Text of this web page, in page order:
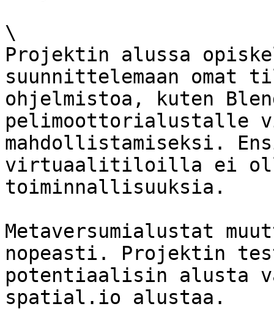
\
Projektin alussa
suunnittelemaan omat
ohjelmistoa, kuten
pelimoottorialustalle
mahdollistamiseksi.
virtuaalitiloilla ei
toiminnallisuuksia.
Metaversumialustat
nopeasti. Projektin
potentiaalisin alusta
spatial.io alustaa.